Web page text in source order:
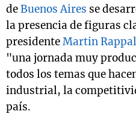
deBuenos Aires se
la presencia de figuras
presidenteMartin
"una jornada muy
todos los temas que
industrial, la
país.